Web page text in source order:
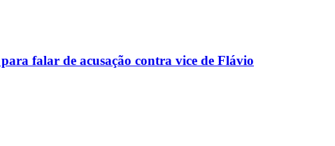
falar de acusação contra vice de Flávio